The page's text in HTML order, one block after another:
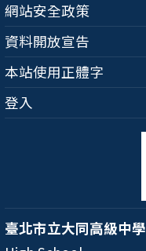
網站安全政策
資料開放宣告
本站使用正體字
登入
臺北市立大同高級中學